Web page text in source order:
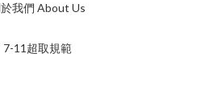
我們 About Us
7-11超取規範